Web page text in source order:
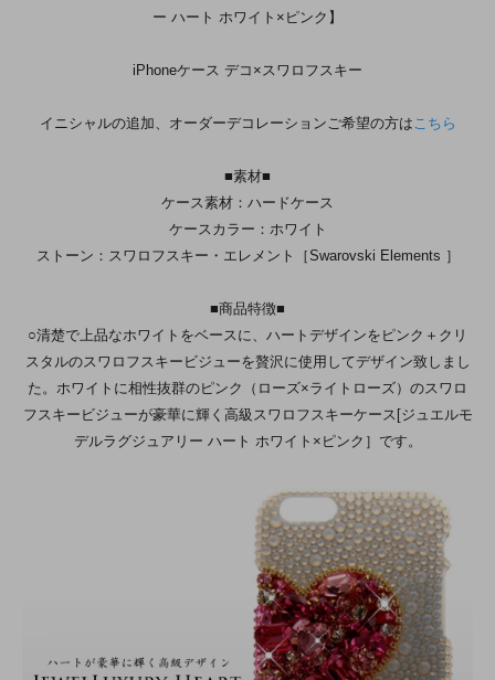
ー ハート ホワイト×ピンク】
iPhoneケース デコ×スワロフスキー
イニシャルの追加、オーダーデコレーションご希望の方はこちら
■素材■
ケース素材：ハードケース
ケースカラー：ホワイト
ストーン：スワロフスキー・エレメント［Swarovski Elements ］
■商品特徴■
○清楚で上品なホワイトをベースに、ハートデザインをピンク＋クリ
スタルのスワロフスキービジューを贅沢に使用してデザイン致しまし
た。ホワイトに相性抜群のピンク（ローズ×ライトローズ）のスワロ
フスキービジューが豪華に輝く高級スワロフスキーケース[ジュエルモ
デルラグジュアリー ハート ホワイト×ピンク］です。